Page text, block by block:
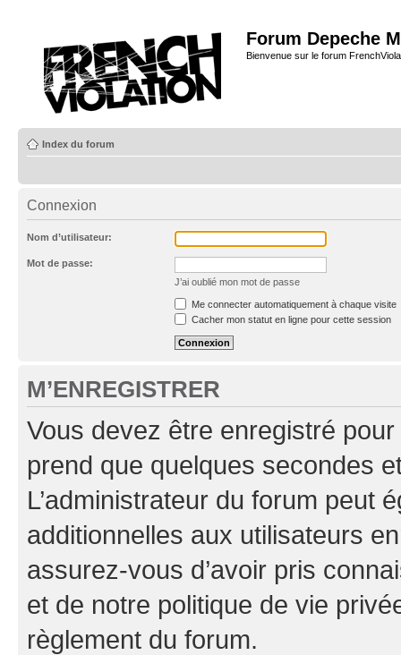
Forum Depeche
Bienvenue sur le forum
Index du forum
Connexion
Nom d’utilisateur:
Mot de passe:
J’ai oublié mon mot de passe
Me connecter automatiquement à chaque visite
Cacher mon statut en ligne pour cette session
M’ENREGISTRER
Vous devez être enregistré
prend que quelques secondes
L’administrateur du forum peut
additionnelles aux utilisateurs
assurez-vous d’avoir pris
et de notre politique de vie
règlement du forum.